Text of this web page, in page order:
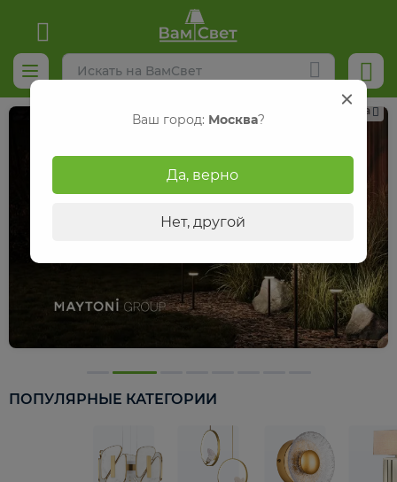
Реклама
ПОПУЛЯРНЫЕ КАТЕГОРИИ
Ваш город: Москва?
Да, верно
Нет, другой